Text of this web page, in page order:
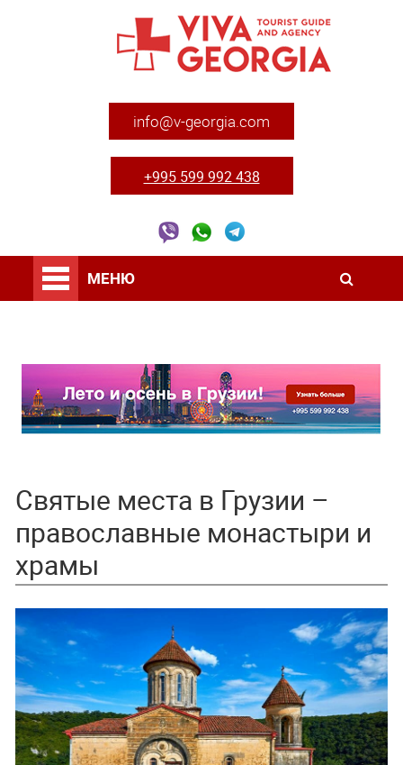
info@v-georgia.com
+995 599 992 438
МЕНЮ
Святые места в Грузии –
православные монастыри и
храмы